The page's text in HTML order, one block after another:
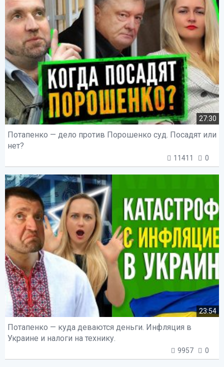
27:30
Потапенко — дело против Порошенко суд. Посадят или
нет?
11411 0
23:54
Потапенко — куда деваются деньги. Инфляция в
Украине и налоги на технику.
9957 0